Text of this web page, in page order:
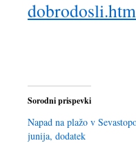
Sorodni prispevki
Napad na plažo v
junija, dodatek